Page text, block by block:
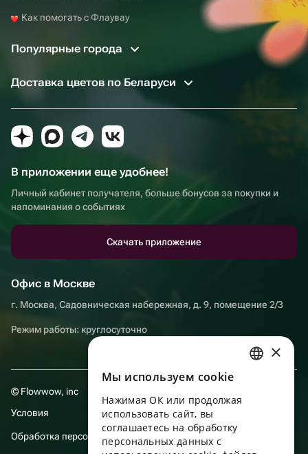
Как помогать с Флаувау
Популярные города
Доставка цветов по Беларуси
В приложении еще удобнее!
Личный кабинет получателя, больше бонусов за покупки и
напоминания о событиях
Скачать приложение
Офис в Москве
г. Москва, Садовническая набережная, д. 9, помещение 2/3
Режим работы: круглосуточно
© Flowwow, inc
Условия
Обработка персональных данных
ENGLISH
UKRAINIAN
PORTUGUESE
×
Мы используем сookie
Нажимая ОК или продолжая
использовать сайт, вы
соглашаетесь на обработку
персональных данных с